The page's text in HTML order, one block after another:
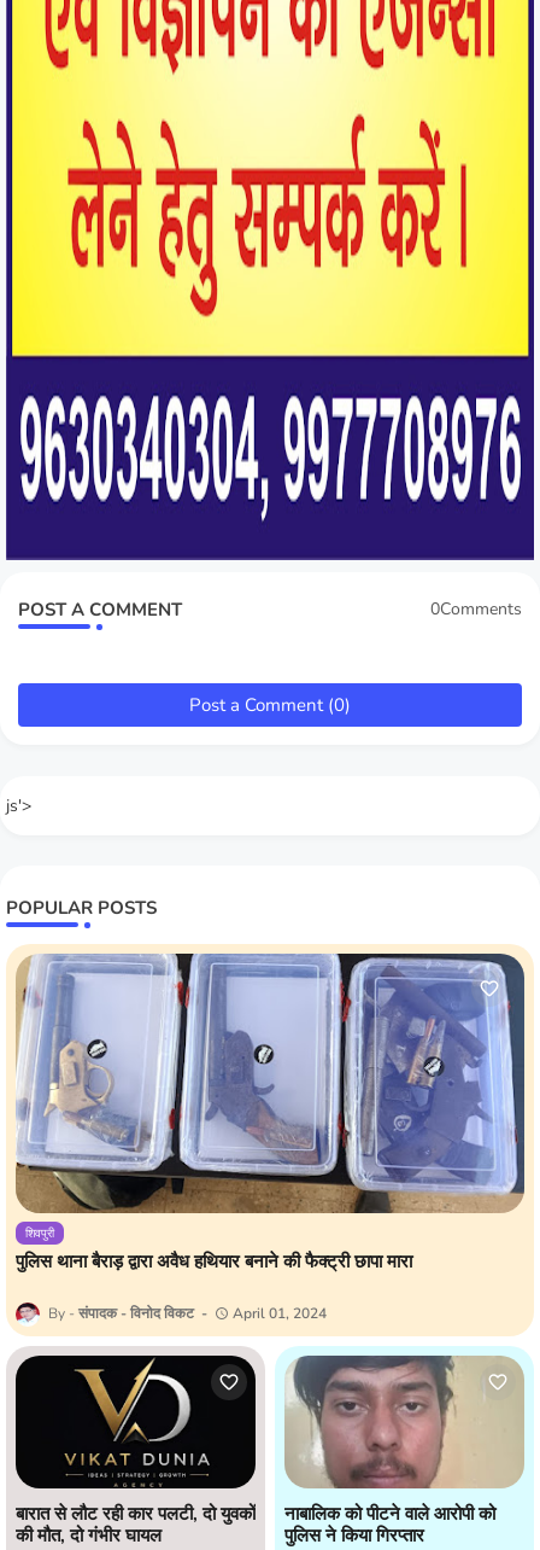
POST A COMMENT 0Comments
Post a Comment (0)
js'>
POPULAR POSTS
शिवपुरी
पुलिस थाना बैराड़ द्वारा अवैध हथियार बनाने की फैक्ट्री छापा मारा
संपादक - विनोद विकट April 01, 2024
बारात से लौट रही कार पलटी, दो युवकों
की मौत, दो गंभीर घायल
नाबालिक को पीटने वाले आरोपी को
पुलिस ने किया गिरप्तार